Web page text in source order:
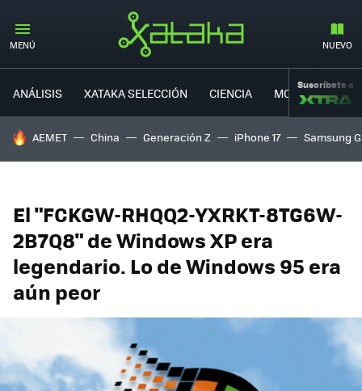
MENÚ NUEVO
ANÁLISIS XATAKA SELECCIÓN CIENCIA MOVILIDAD
Suscríbete a
HOY SE HABLA DE
AEMET China Generación Z iPhone 17 Samsung
El "FCKGW-RHQQ2-YXRKT-8TG6W-
2B7Q8" de Windows XP era
legendario. Lo de Windows 95 era
aún peor